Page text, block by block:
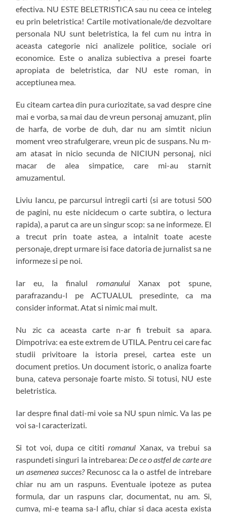
efectiva. NU ESTE BELETRISTICA sau nu ceea ce inteleg
eu prin beletristica! Cartile motivationale/de dezvoltare
personala NU sunt beletristica, la fel cum nu intra in
aceasta categorie nici analizele politice, sociale ori
economice. Este o analiza subiectiva a presei foarte
apropiata de beletristica, dar NU este roman, in
acceptiunea mea.
Eu citeam cartea din pura curiozitate, sa vad despre cine
mai e vorba, sa mai dau de vreun personaj amuzant, plin
de harfa, de vorbe de duh, dar nu am simtit niciun
moment vreo strafulgerare, vreun pic de suspans. Nu m-
am atasat in nicio secunda de NICIUN personaj, nici
macar de alea simpatice, care mi-au starnit
amuzamentul.
Liviu Iancu, pe parcursul intregii carti (si are totusi 500
de pagini, nu este nicidecum o carte subtira, o lectura
rapida), a parut ca are un singur scop: sa ne informeze. El
a trecut prin toate astea, a intalnit toate aceste
personaje, drept urmare isi face datoria de jurnalist sa ne
informeze si pe noi.
Iar eu, la finalul romanuluiXanax pot spune,
parafrazandu-l pe ACTUALUL presedinte, ca ma
consider informat. Atat si nimic mai mult.
Nu zic ca aceasta carte n-ar fi trebuit sa apara.
Dimpotriva: ea este extrem de UTILA. Pentru cei care fac
studii privitoare la istoria presei, cartea este un
document pretios. Un document istoric, o analiza foarte
buna, cateva personaje foarte misto. Si totusi, NU este
beletristica.
Iar despre final dati-mi voie sa NU spun nimic. Va las pe
voi sa-l caracterizati.
Si tot voi, dupa ce cititiromanul Xanax, va trebui sa
raspundeti singuri la intrebarea: De ce o astfel de carte are
un asemenea succes? Recunosc ca la o astfel de intrebare
chiar nu am un raspuns. Eventuale ipoteze as putea
formula, dar un raspuns clar, documentat, nu am. Si,
cumva, mi-e teama sa-l aflu, chiar si daca acesta exista